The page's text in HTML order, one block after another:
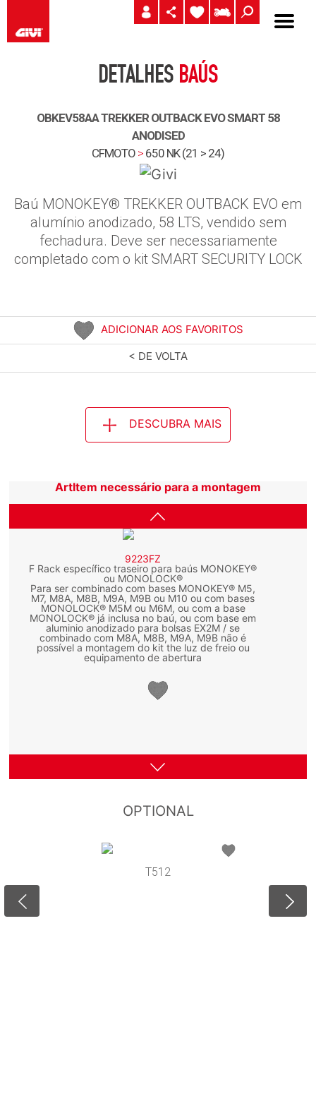
DETALHES BAÚS
OBKEV58AA TREKKER OUTBACK EVO SMART 58
ANODISED
CFMOTO > 650 NK (21 > 24)
Baú MONOKEY® TREKKER OUTBACK EVO em
alumínio anodizado, 58 LTS, vendido sem
fechadura. Deve ser necessariamente
completado com o kit SMART SECURITY LOCK
ADICIONAR AOS FAVORITOS
< DE VOLTA
DESCUBRA MAIS
ArtItem necessário para a montagem
9223FZ
F Rack específico traseiro para baús MONOKEY®
ou MONOLOCK®
Para ser combinado com bases MONOKEY® M5,
M7, M8A, M8B, M9A, M9B ou M10 ou com bases
MONOLOCK® M5M ou M6M, ou com a base
MONOLOCK® já inclusa no baú, ou com base em
aluminio anodizado para bolsas EX2M / se
combinado com M8A, M8B, M9A, M9B não é
possível a montagem do kit the luz de freio ou
equipamento de abertura
OPTIONAL
T512